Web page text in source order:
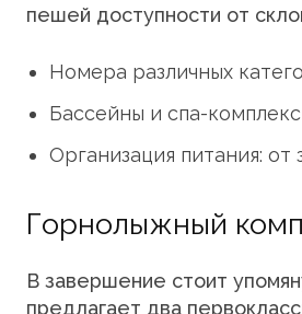
пешей доступности от
Номера различных
Бассейны и спа-
Организация питания:
Горнолыжный
В завершение стоит
предлагает два